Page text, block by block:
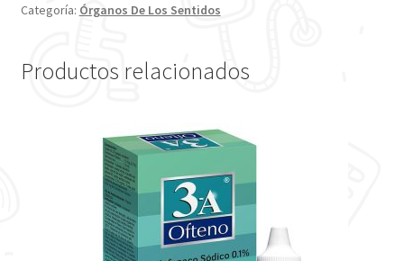
Categoría: Órganos De Los Sentidos
Productos relacionados